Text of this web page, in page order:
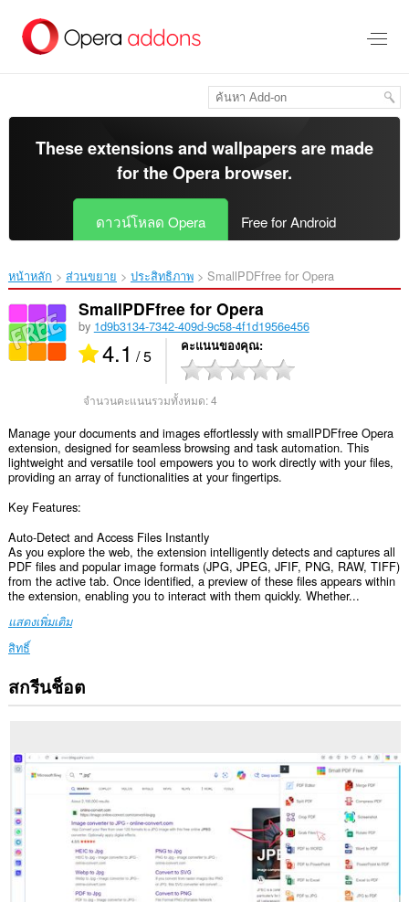
These extensions and wallpapers are made
for theOpera browser.
ดาวน์โหลด Opera Free for Android
หน้าหลัก ส่วนขยาย ประสิทธิภาพ SmallPDFfree for Opera‎
SmallPDFfree for Opera
by 1d9b3134-7342-409d-9c58-4f1d1956e456
4.1 / 5 คะแนนของคุณ
จำนวนคะแนนรวมทั้งหมด:4
Manage your documents and images effortlessly with smallPDFfree Opera
extension, designed for seamless browsing and task automation. This
lightweight and versatile tool empowers you to work directly with your files,
providing an array of functionalities at your fingertips.
Key Features:
Auto-Detect and Access Files Instantly
As you explore the web, the extension intelligently detects and captures all
PDF files and popular image formats (JPG, JPEG, JFIF, PNG, RAW, TIFF)
from the active tab. Once identified, a preview of these files appears within
the extension, enabling you to interact with them quickly. Whether...
แสดงเพิ่มเติม
สิทธิ์
ส่วน
ขยาย
ถึง
ข้อมูล
คุณ
ใน
เว็บไซต์
ทั้งหมด
สกรีนช็อต